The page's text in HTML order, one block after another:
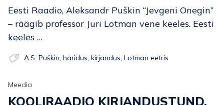
Eesti Raadio, Aleksandr Puškin “Jevgeni Onegin”
– räägib professor Juri Lotman vene keeles. Eesti
keeles …
A.S. Puškin, haridus, kirjandus, Lotman eetris
Meedia
KOOLIRAADIO KIRJANDUSTUND.